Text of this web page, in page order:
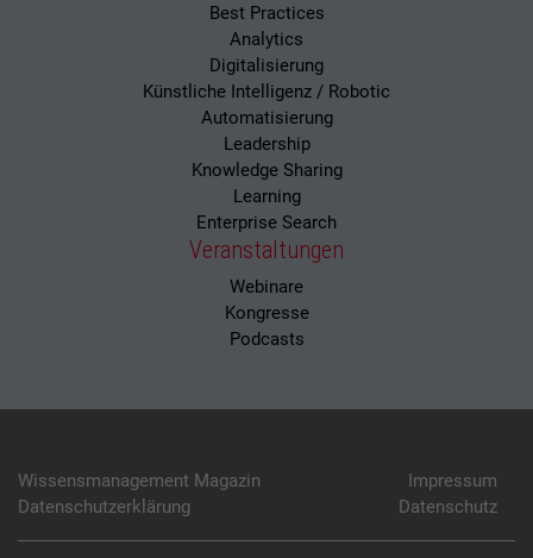
Best Practices
Analytics
Digitalisierung
Künstliche Intelligenz / Robotic
Automatisierung
Leadership
Knowledge Sharing
Learning
Enterprise Search
Veranstaltungen
Webinare
Kongresse
Podcasts
Wissensmanagement Magazin
Impressum
Datenschutzerklärung
Datenschutz